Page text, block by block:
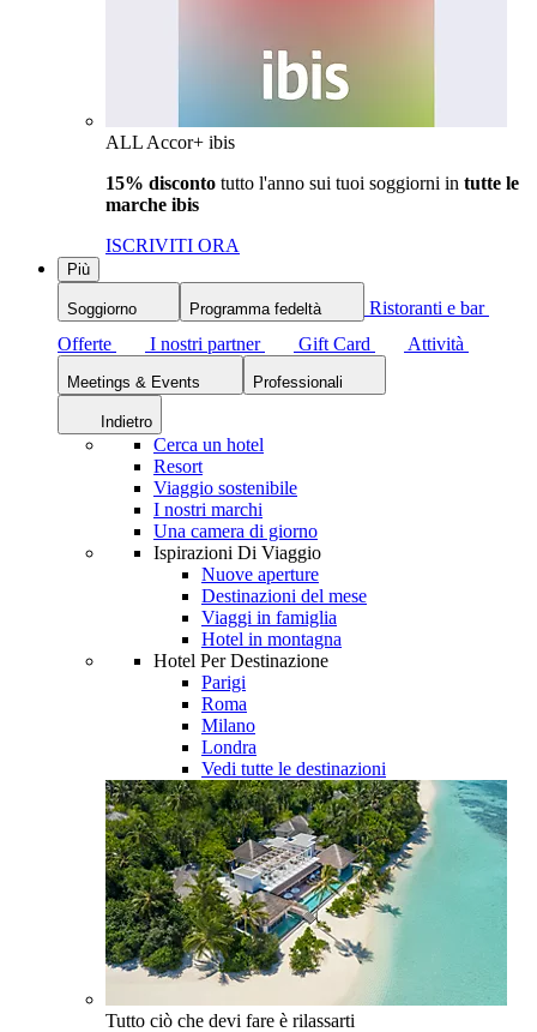
ALL Accor+ ibis
15% disconto tutto l'anno sui tuoi soggiorni in tutte le
marche ibis
ISCRIVITI ORA
Più
Soggiorno Programma fedeltà
Ristoranti e bar
Offerte
I nostri partner Gift Card Attività
Meetings & Events Professionali
Indietro
Cerca un hotel
Resort
Viaggio sostenibile
I nostri marchi
Una camera di giorno
Ispirazioni Di Viaggio
Nuove aperture
Destinazioni del mese
Viaggi in famiglia
Hotel in montagna
Hotel Per Destinazione
Parigi
Roma
Milano
Londra
Vedi tutte le destinazioni
Tutto ciò che devi fare è rilassarti